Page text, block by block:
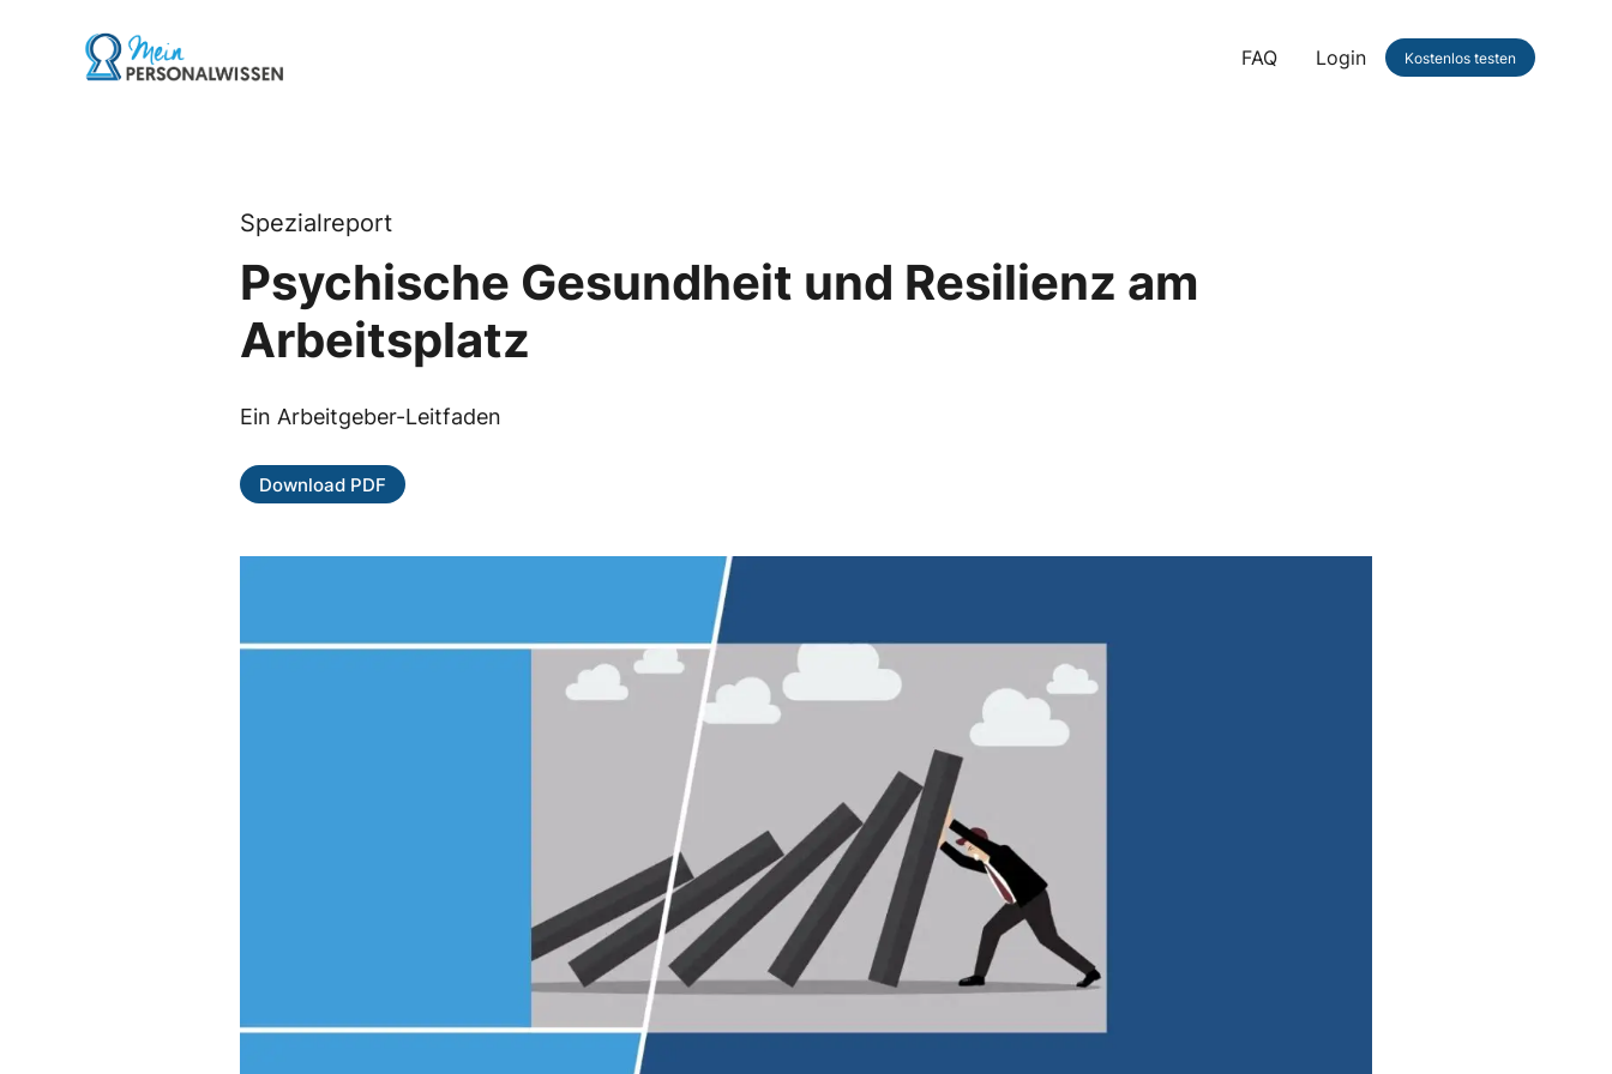
Go to landing page.
FAQ Login Kostenlos testen
Spezialreport
Psychische Gesundheit und Resilienz am
Arbeitsplatz
Ein Arbeitgeber-Leitfaden
Download PDF